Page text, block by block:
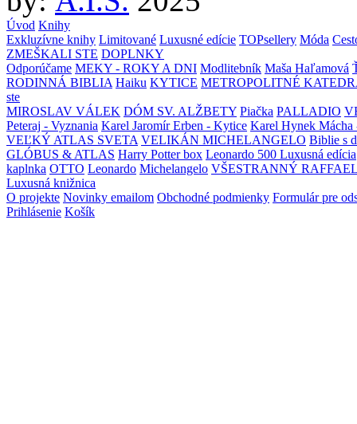
Úvod Knihy
Exkluzívne knihy Limitované Luxusné edície TOPsellery Móda
ZMEŠKALI STE DOPLNKY
Odporúčame MEKY - ROKY A DNI Modlitebník Maša Haľamová
RODINNÁ BIBLIA Haiku KYTICE METROPOLITNÉ
ste
MIROSLAV VÁLEK DÓM SV. ALŽBETY Piačka PALLADIO
Peteraj - Vyznania Karel Jaromír Erben - Kytice Karel Hynek Mácha
VEĽKÝ ATLAS SVETA VELIKÁN MICHELANGELO Biblie s
GLÓBUS & ATLAS Harry Potter box Leonardo 500 Luxusná edícia
kaplnka OTTO Leonardo Michelangelo VŠESTRANNÝ
Luxusná knižnica
O projekte Novinky emailom Obchodné podmienky Formulár pre
Prihlásenie Košík